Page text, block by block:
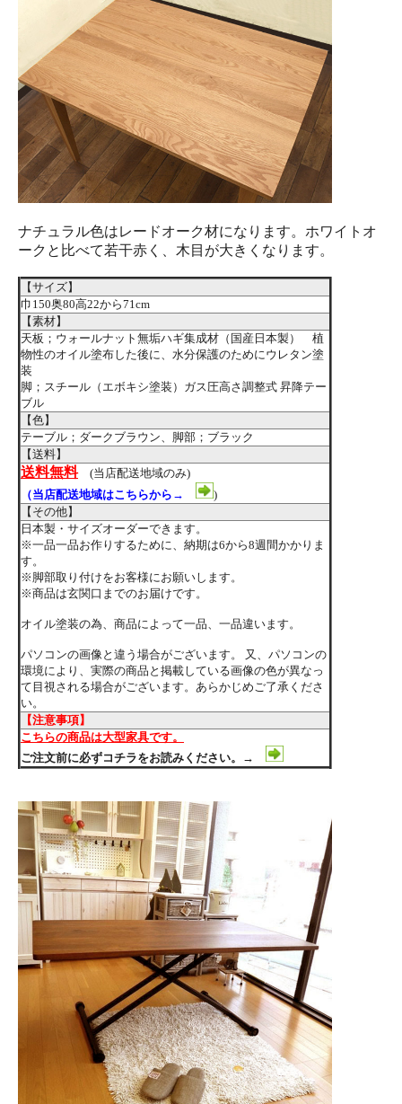
ナチュラル色はレードオーク材になります。ホワイトオ
ークと比べて若干赤く、木目が大きくなります。
【サイズ】
巾150奥80高22から71cm
【素材】
天板；ウォールナット無垢ハギ集成材（国産日本製） 植
物性のオイル塗布した後に、水分保護のためにウレタン塗
装
脚；スチール（エボキシ塗装）ガス圧高さ調整式 昇降テー
ブル
【色】
テーブル；ダークブラウン、脚部；ブラック
【送料】
送料無料(当店配送地域のみ)
（当店配送地域はこちらから→
)
【その他】
日本製・サイズオーダーできます。
※一品一品お作りするために、納期は6から8週間かかりま
す。
※脚部取り付けをお客様にお願いします。
※商品は玄関口までのお届けです。
オイル塗装の為、商品によって一品、一品違います。
パソコンの画像と違う場合がございます。 又、パソコンの
環境により、実際の商品と掲載している画像の色が異なっ
て目視される場合がございます。あらかじめご了承くださ
い。
【注意事項】
こちらの商品は大型家具です。
ご注文前に必ずコチラをお読みください。→